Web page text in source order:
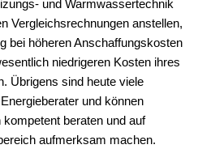
und Warmwassertechnik
Vergleichsrechnungen anstellen,
bei höheren Anschaffungskosten
niedrigeren Kosten ihres
Übrigens sind heute viele
und können
beraten und auf
aufmerksam machen.